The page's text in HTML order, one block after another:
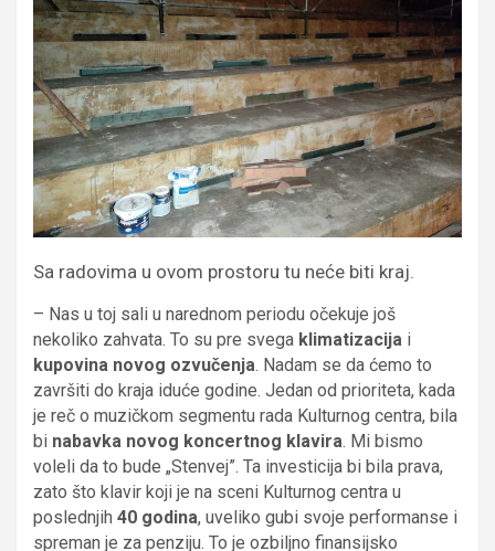
Sa radovima u ovom prostoru tu neće biti kraj.
– Nas u toj sali u narednom periodu očekuje još
nekoliko zahvata. To su pre svega klimatizacija i
kupovina novog ozvučenja. Nadam se da ćemo to
završiti do kraja iduće godine. Jedan od prioriteta, kada
je reč o muzičkom segmentu rada Kulturnog centra, bila
bi nabavka novog koncertnog klavira. Mi bismo
voleli da to bude „Stenvej”. Ta investicija bi bila prava,
zato što klavir koji je na sceni Kulturnog centra u
poslednjih 40 godina, uveliko gubi svoje performanse i
spreman je za penziju. To je ozbiljno finansijsko